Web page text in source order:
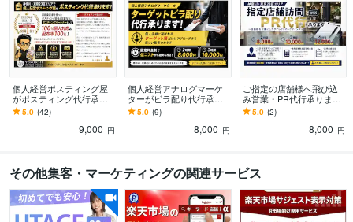
個人経営ポスティング屋
がポスティング代行承り
ます 神奈川・都内エリア
対応！エリアに合わせた
効果的なポスティング
5.0 (42)
9,000 円
個人経営アナログマーケ
ターがビラ配り代行承り
ます 個人店様に選ばれる
ターゲットビラ配り代行
で効果的に新規集客
5.0 (9)
8,000 円
ご指定の店舗様へ飛び込
み営業・PR代行承ります
神奈川・都内エリアで元
訪販営業経験者がダイレ
5.0 (2)
8,000 円
その他集客・マーケティングの関連サービス